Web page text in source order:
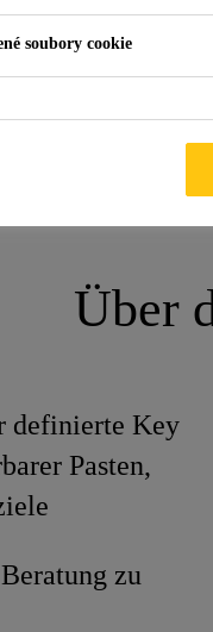
Development
Über
definierte Key
Pasten,
zu
soubory cookie